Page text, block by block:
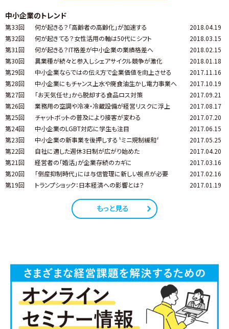
中小企業のトレンド
第33回 何が起きる？「高齢者の高齢化」が加速する
2018.04.19
第32回
何が起きてる？女性活用の軸は50代にシフト
2018.03.15
第31回
何が起きる？IT格差が中小企業の業績格差へ
2018.02.15
第30回
異業種が続々と参入しシェアサイクル競争が激化
2018.01.18
第29回
中小企業ならではの伝え方で企業価値を向上させる
2017.11.16
第28回
中小企業にもチャンス上水や廃食油生かし電力事業へ
2017.10.19
第27回
「お天気任せ」から脱却する食品ロス対策
2017.09.21
第26回
業務用の空調や冷凍・冷蔵設備が経営リスクに浮上
2017.08.17
第25回
チャットボットの普及により接客が変わる
2017.07.20
第24回
中小企業のLGBT対応に学生も注目
2017.06.15
第23回
中小企業の新事業を後押しする〝ミニ規制緩和〞
2017.05.25
第22回
自社に適した週休3日制が広がり始めた
2017.04.20
第21回
経営者の「婚活」が企業存続のカギに
2017.03.16
第20回
「倒産抑制時代」には与信管理に新しい視点が必要
2017.02.16
第19回
トランプショック：日本経済への影響とは？ 2017.01.19
もっと見る